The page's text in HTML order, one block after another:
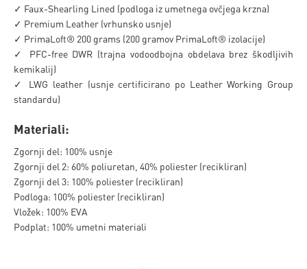
✓ Faux-Shearling Lined (podloga iz umetnega ovčjega krzna)
✓ Premium Leather (vrhunsko usnje)
✓ PrimaLoft® 200 grams (200 gramov PrimaLoft® izolacije)
✓ PFC-free DWR (trajna vodoodbojna obdelava brez škodljivih
kemikalij)
✓ LWG leather (usnje certificirano po Leather Working Group
standardu)
Materiali:
Zgornji del: 100% usnje
Zgornji del 2: 60% poliuretan, 40% poliester (recikliran)
Zgornji del 3: 100% poliester (recikliran)
Podloga: 100% poliester (recikliran)
Vložek: 100% EVA
Podplat: 100% umetni materiali